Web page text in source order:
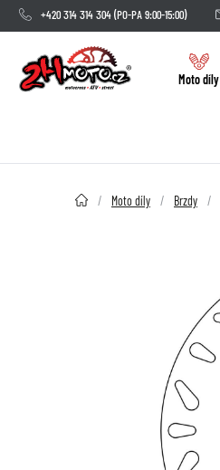
+420 314 314 304(PO-PA 9:00-15:00)
Moto díly
2HMOTO.cz Moto díly Brzdy